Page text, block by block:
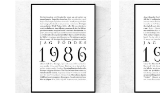
multiple
The